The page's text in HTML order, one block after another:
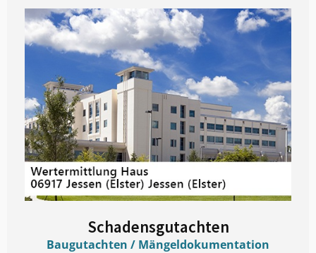
Schadensgutachten
Baugutachten / Mängeldokumentation